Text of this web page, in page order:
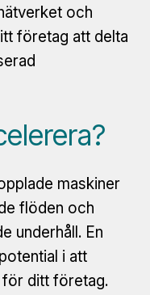
och
företag att delta
maskiner
flöden och
underhåll. En
i att
för ditt företag.